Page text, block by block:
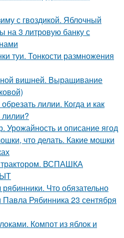
с гвоздикой. Яблочный
на 3 литровую банку с
туи. Тонкости размножения
вишней. Выращивание
лилии. Когда и как
Урожайность и описание ягод
что делать. Какие мошки
трактором. ВСПАШКА
Что обязательно
Рябинника 23 сентября
Компот из яблок и